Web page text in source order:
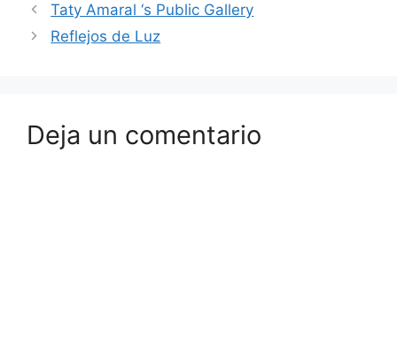
Taty Amaral ‘s Public Gallery
Reflejos de Luz
Deja un comentario